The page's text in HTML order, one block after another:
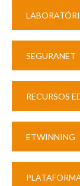
SEGURANET
RECURSOS
ETWINNING